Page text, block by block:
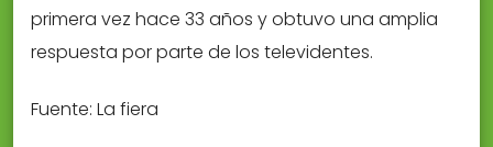
primera vez hace 33 años y obtuvo una amplia
respuesta por parte de los televidentes.
Fuente: La fiera